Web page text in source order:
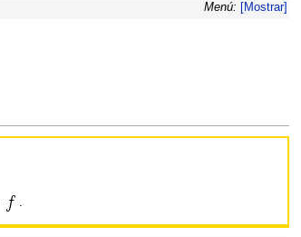
Menú: [Mostrar]
.